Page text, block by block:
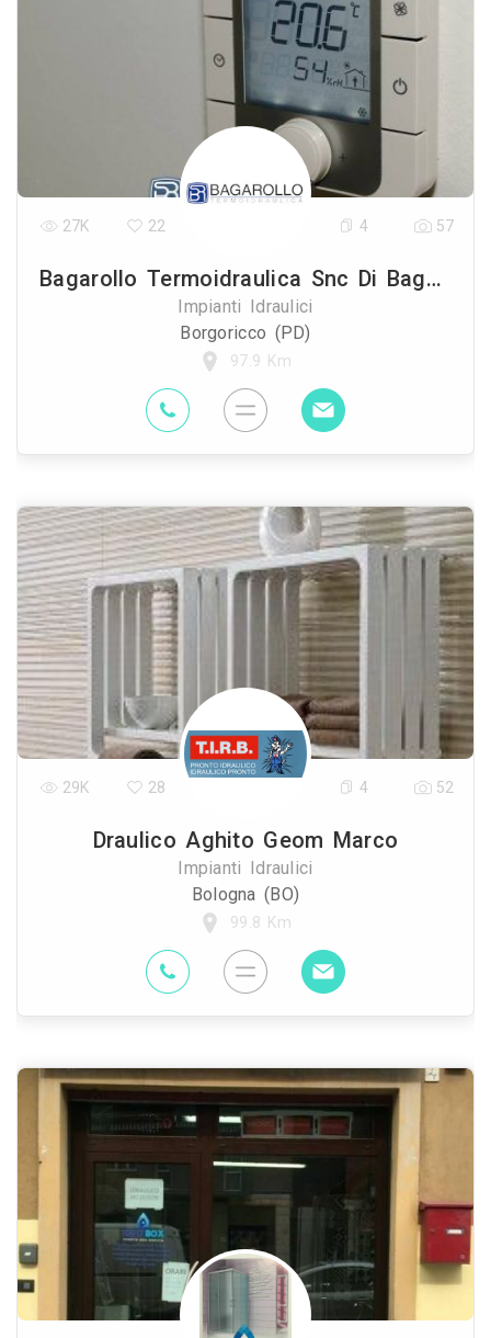
Bagarollo Termoidraulica Snc Di Bagarollo Renato
Impianti Idraulici
Borgoricco (PD)
97.9 Km
27K 22 4 57
Draulico Aghito Geom Marco
Impianti Idraulici
Bologna (BO)
99.8 Km
29K 28 4 52